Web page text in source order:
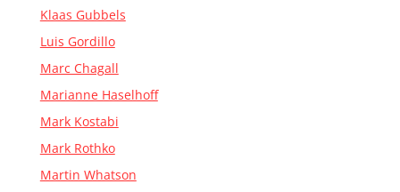
Klaas Gubbels
Luis Gordillo
Marc Chagall
Marianne Haselhoff
Mark Kostabi
Mark Rothko
Martin Whatson